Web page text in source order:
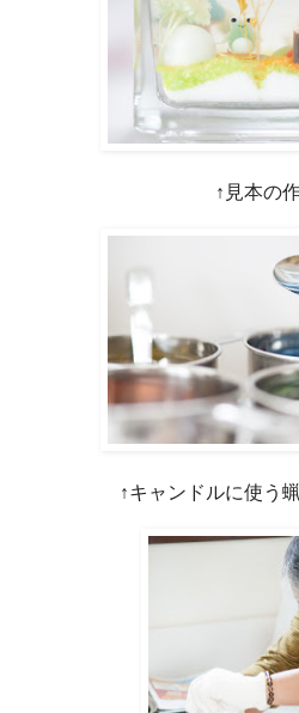
↑見本の
↑キャンドルに使う